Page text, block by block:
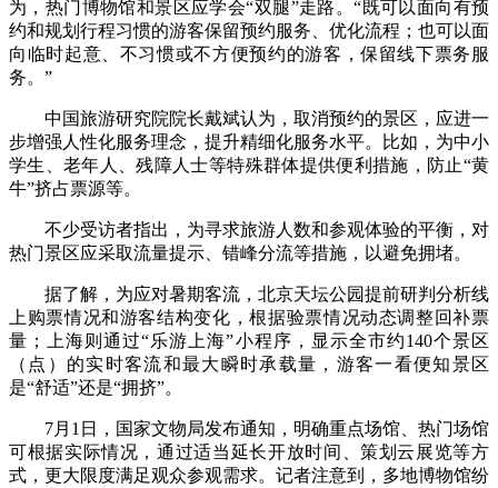
为，热门博物馆和景区应学会“双腿”走路。“既可以面向有预
约和规划行程习惯的游客保留预约服务、优化流程；也可以面
向临时起意、不习惯或不方便预约的游客，保留线下票务服
务。”
中国旅游研究院院长戴斌认为，取消预约的景区，应进一
步增强人性化服务理念，提升精细化服务水平。比如，为中小
学生、老年人、残障人士等特殊群体提供便利措施，防止“黄
牛”挤占票源等。
不少受访者指出，为寻求旅游人数和参观体验的平衡，对
热门景区应采取流量提示、错峰分流等措施，以避免拥堵。
据了解，为应对暑期客流，北京天坛公园提前研判分析线
上购票情况和游客结构变化，根据验票情况动态调整回补票
量；上海则通过“乐游上海”小程序，显示全市约140个景区
（点）的实时客流和最大瞬时承载量，游客一看便知景区
是“舒适”还是“拥挤”。
7月1日，国家文物局发布通知，明确重点场馆、热门场馆
可根据实际情况，通过适当延长开放时间、策划云展览等方
式，更大限度满足观众参观需求。记者注意到，多地博物馆纷